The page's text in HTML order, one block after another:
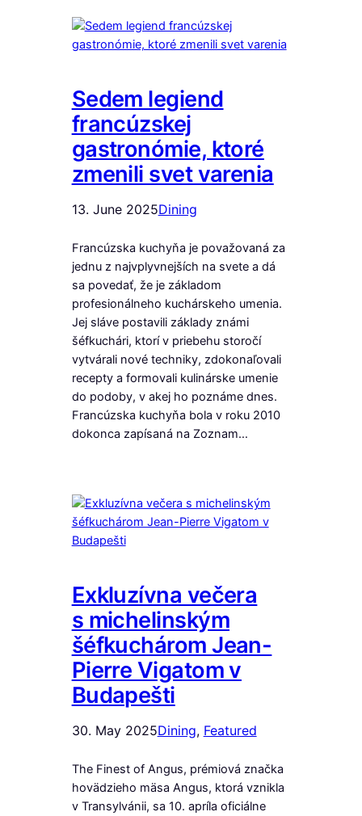
Sedem legiend
francúzskej
gastronómie, ktoré
zmenili svet varenia
13. June 2025Dining
Francúzska kuchyňa je považovaná za
jednu z najvplyvnejších na svete a dá
sa povedať, že je základom
profesionálneho kuchárskeho umenia.
Jej sláve postavili základy známi
šéfkuchári, ktorí v priebehu storočí
vytvárali nové techniky, zdokonaľovali
recepty a formovali kulinárske umenie
do podoby, v akej ho poznáme dnes.
Francúzska kuchyňa bola v roku 2010
dokonca zapísaná na Zoznam…
Exkluzívna večera
s michelinským
šéfkuchárom Jean-
Pierre Vigatom v
Budapešti
30. May 2025Dining, Featured
The Finest of Angus, prémiová značka
hovädzieho mäsa Angus, ktorá vznikla
v Transylvánii, sa 10. apríla oficiálne